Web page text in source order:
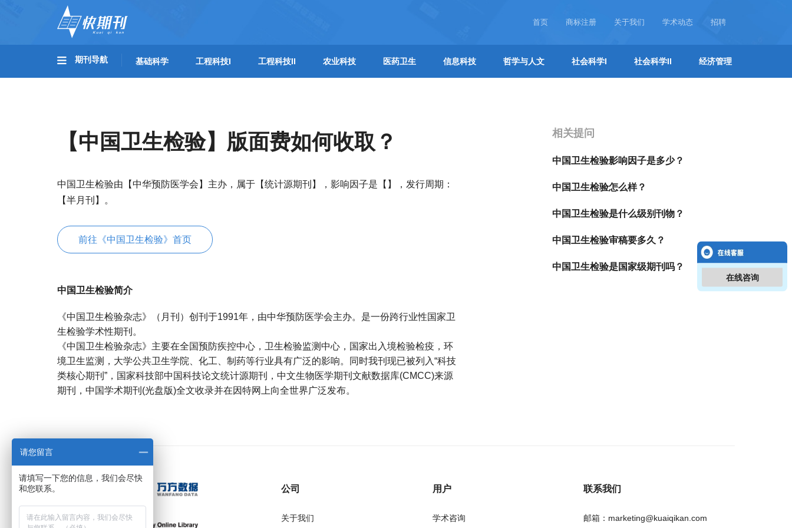
首页 商标注册 关于我们 学术动态 招聘
期刊导航 基础科学 工程科技I 工程科技II 农业科技 医药卫生 信息科技 哲学与人文 社会科学I 社会科学II 经济管理
【中国卫生检验】版面费如何收取？
中国卫生检验由【中华预防医学会】主办，属于【统计源期刊】，影响因子是【】，发行周期：
【半月刊】。
前往《中国卫生检验》首页
中国卫生检验简介
《中国卫生检验杂志》（月刊）创刊于1991年，由中华预防医学会主办。是一份跨行业性国家卫
生检验学术性期刊。
《中国卫生检验杂志》主要在全国预防疾控中心，卫生检验监测中心，国家出入境检验检疫，环
境卫生监测，大学公共卫生学院、化工、制药等行业具有广泛的影响。同时我刊现已被列入“科技
类核心期刊”，国家科技部中国科技论文统计源期刊，中文生物医学期刊文献数据库(CMCC)来源
期刊，中国学术期刊(光盘版)全文收录并在因特网上向全世界广泛发布。
相关提问
中国卫生检验影响因子是多少？
中国卫生检验怎么样？
中国卫生检验是什么级别刊物？
中国卫生检验审稿要多久？
中国卫生检验是国家级期刊吗？
公司
关于我们
用户
学术咨询
联系我们
邮箱：marketing@kuaiqikan.com
在线咨询
请您留言
请填写一下您的信息，我们会尽快
和您联系。